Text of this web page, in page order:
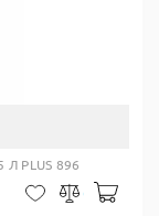
PLUS 896
В закладки
Сравнить